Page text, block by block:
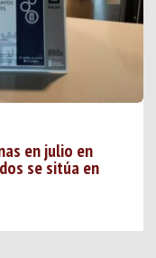
en julio en
se sitúa en